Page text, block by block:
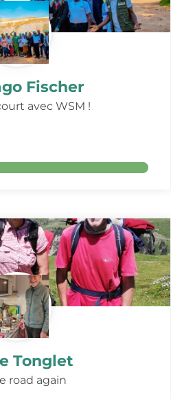
Fischer
avec WSM !
Tonglet
road again